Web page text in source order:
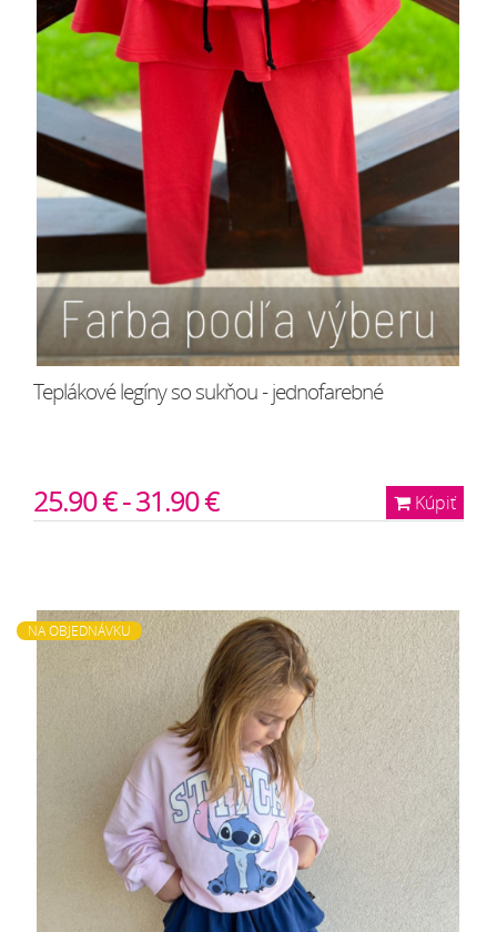
Teplákové legíny so sukňou - jednofarebné
Kúpiť
25.90 € - 31.90 €
NA OBJEDNÁVKU